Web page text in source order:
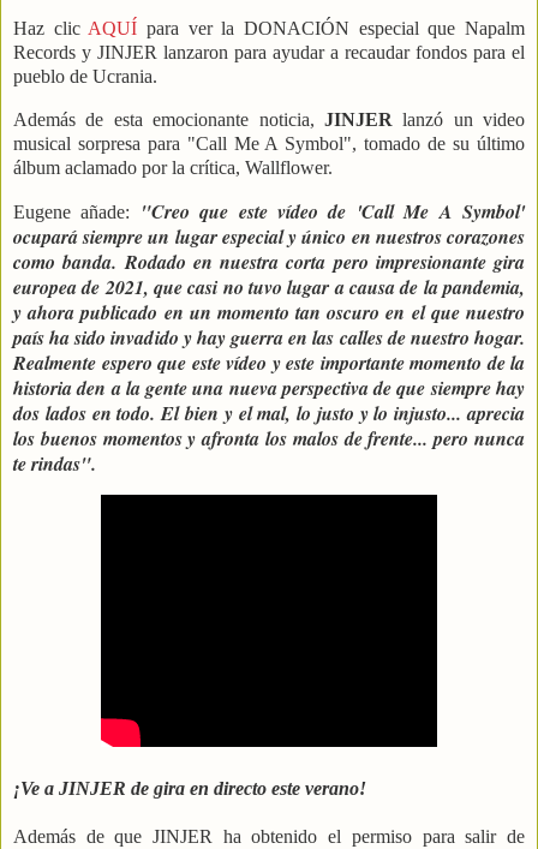
Haz clic AQUÍpara ver la DONACIÓN especial que Napalm
Records y JINJER lanzaron para ayudar a recaudar fondos para el
pueblo de Ucrania.
Además de esta emocionante noticia, JINJERlanzó un video
musical sorpresa para "Call Me A Symbol", tomado de su último
álbum aclamado por la crítica, Wallflower.
Eugene añade:
"Creo que este vídeo de 'Call Me A Symbol'
ocupará siempre un lugar especial y único en nuestros corazones
como banda. Rodado en nuestra corta pero impresionante gira
europea de 2021, que casi no tuvo lugar a causa de la pandemia,
y ahora publicado en un momento tan oscuro en el que nuestro
país ha sido invadido y hay guerra en las calles de nuestro hogar.
Realmente espero que este vídeo y este importante momento de la
historia den a la gente una nueva perspectiva de que siempre hay
dos lados en todo. El bien y el mal, lo justo y lo injusto... aprecia
los buenos momentos y afronta los malos de frente... pero nunca
te rindas".
¡Ve a JINJER de gira en directo este verano!
Además de que JINJER ha obtenido el permiso para salir de